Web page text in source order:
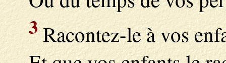
3Racontez-le à vos